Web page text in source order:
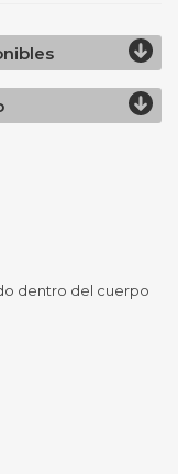
dentro del cuerpo